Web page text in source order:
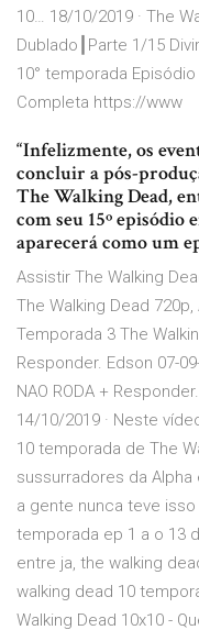
10… 18/10/2019 · The
Dublado┃Parte 1/15
10° temporada
Completa https://www
“Infelizmente, os
concluir a pós-
The Walking Dead,
com seu 15º episódio
aparecerá como um
Assistir The Walking
The Walking Dead
Temporada 3 The
Responder. Edson 07-
NAO RODA +
14/10/2019 · Neste
10 temporada de The
sussurradores da
a gente nunca teve
temporada ep 1 a o 13
entre ja, the walking
walking dead 10
Walking Dead 10x10 -